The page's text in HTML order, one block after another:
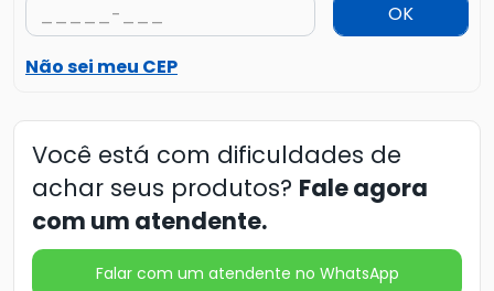
OK
Não sei meu CEP
Você está com dificuldades de
achar seus produtos? Fale agora
com um atendente.
Falar com um atendente no WhatsApp